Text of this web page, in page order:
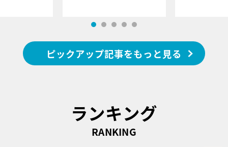
ピックアップ記事をもっと見る
ランキング
RANKING